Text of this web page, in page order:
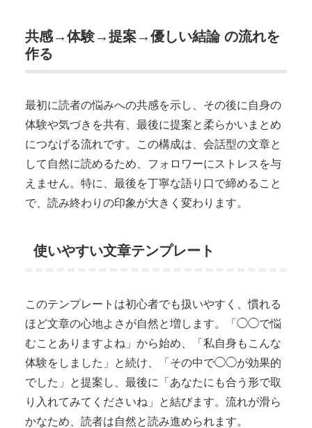
共感→体験→提案→優しい結論 の流れを
作る
最初に読者の悩みへの共感を示し、その後に自身の
体験や気づきを共有、最後に提案と柔らかいまとめ
につなげる流れです。この構成は、会話型の文章と
して自然に読めるため、フォロワーにストレスを与
えません。特に、最後を丁寧な語り口で締めること
で、読み終わりの印象が大きく変わります。
使いやすい文章テンプレート
このテンプレートは初心者でも扱いやすく、慣れる
ほど文章の心地よさが自然と増します。「◯◯で悩
むことありますよね」から始め、「私自身もこんな
体験をしました」と続け、「その中で◯◯が効果的
でした」と提案し、最後に「あなたにも合う形で取
り入れてみてくださいね」と結びます。流れが滑ら
かなため、読者は自然と読み進められます。